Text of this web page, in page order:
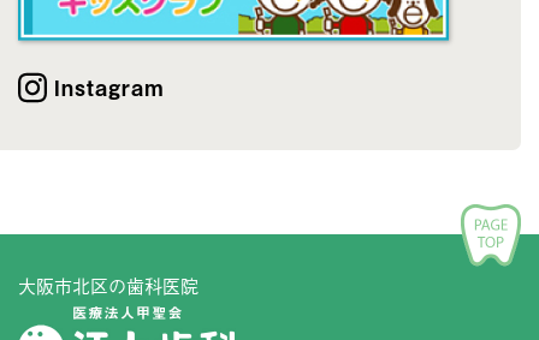
Instagram
大阪市北区の歯科医院